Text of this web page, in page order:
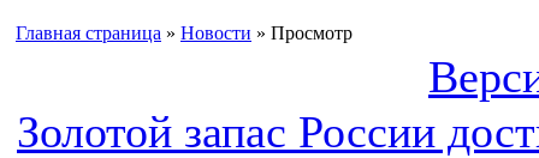
Главная страница » Новости » Просмотр
Золотой запас России